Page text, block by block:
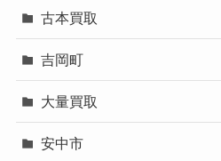
古本買取
吉岡町
大量買取
安中市